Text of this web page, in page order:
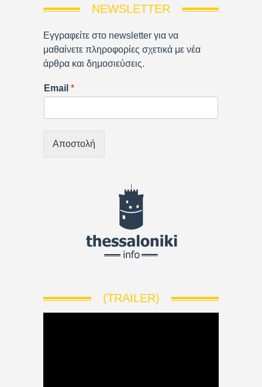
NEWSLETTER
Εγγραφείτε στο newsletter για να
μαθαίνετε πληροφορίες σχετικά με νέα
άρθρα και δημοσιεύσεις.
Email *
Αποστολή
(TRAILER)